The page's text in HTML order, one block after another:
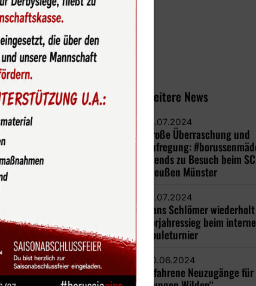
Weitere News
14.07.2024
Große Überraschung und
Aufregung:
friends zu Besuch beim SC
Preußen Münster
12.07.2024
Hans Schlömer wiederholt
Vorjahressieg beim
Bouleturnier
20.06.2024
Erfahrene Neuzugänge